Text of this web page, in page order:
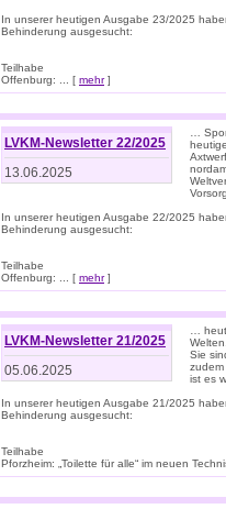
In unserer heutigen Ausgabe 23/2025
Behinderung ausgesucht:
Teilhabe
Offenburg: ... [ mehr]
LVKM-Newsletter 22/2025
13.06.2025
…
In unserer heutigen Ausgabe 22/2025
Behinderung ausgesucht:
Teilhabe
Offenburg: ... [ mehr]
LVKM-Newsletter 21/2025
05.06.2025
…
Sie
ist es
In unserer heutigen Ausgabe 21/2025
Behinderung ausgesucht:
Teilhabe
Pforzheim: „Toilette für alle“ im neuen